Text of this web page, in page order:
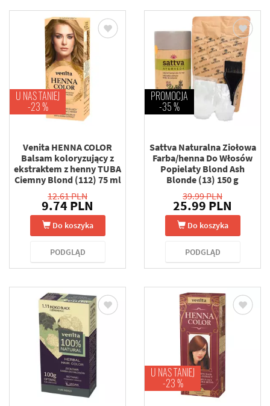
U NAS TANIEJ
-23 %
Venita HENNA COLOR
Balsam koloryzujący z
ekstraktem z henny TUBA
Ciemny Blond (112) 75 ml
12.61 PLN
9.74 PLN
Do koszyka
PODGLĄD
PROMOCJA
-35 %
Sattva Naturalna Ziołowa
Farba/henna Do Włosów
Popielaty Blond Ash
Blonde (13) 150 g
39.99 PLN
25.99 PLN
Do koszyka
PODGLĄD
U NAS TANIEJ
-23 %